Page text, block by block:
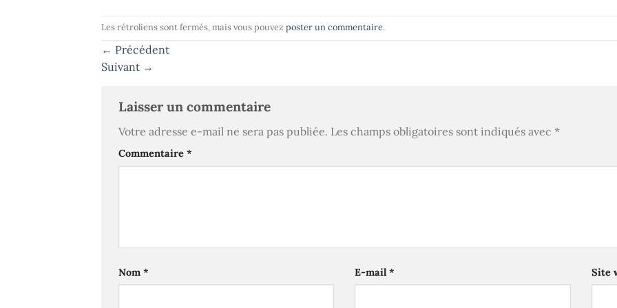
Les rétroliens sont fermés, mais vous pouvez poster un commentaire.
← Précédent
Suivant →
Laisser un commentaire
Votre adresse e-mail ne sera pas publiée. Les champs obligatoires sont indiqués avec *
Commentaire *
Nom * E-mail* Site